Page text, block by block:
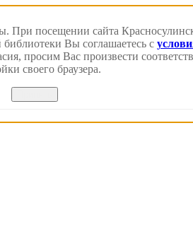
При посещении сайта
Вы соглашаетесь с
просим Вас произвести
своего браузера.